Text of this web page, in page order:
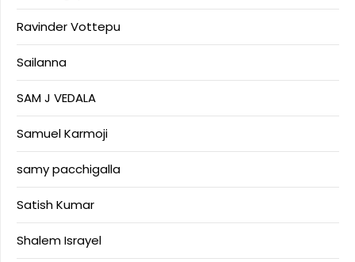
Ravinder Vottepu
Sailanna
SAM J VEDALA
Samuel Karmoji
samy pacchigalla
Satish Kumar
Shalem Israyel